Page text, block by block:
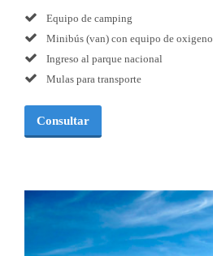
Equipo de camping
Minibús (van) con equipo de oxigeno
Ingreso al parque nacional
Mulas para transporte
Consultar